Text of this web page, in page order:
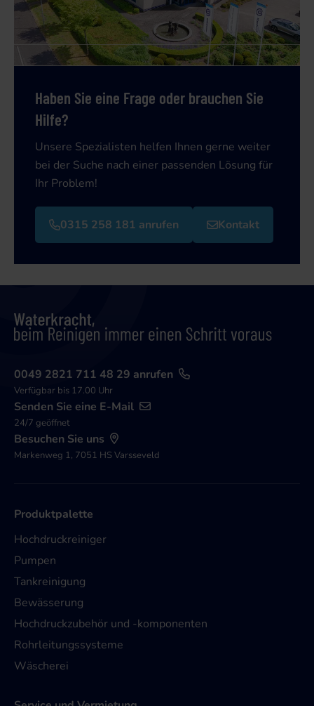
Haben Sie eine Frage oder brauchen Sie
Hilfe?
Unsere Spezialisten helfen Ihnen gerne weiter
bei der Suche nach einer passenden Lösung für
Ihr Problem!
0315 258 181 anrufen Kontakt
0049 2821 711 48 29 anrufen
Verfügbar bis 17.00 Uhr
Senden Sie eine E-Mail
24/7 geöffnet
Besuchen Sie uns
Markenweg 1, 7051 HS Varsseveld
Produktpalette
Hochdruckreiniger
Pumpen
Tankreinigung
Bewässerung
Hochdruckzubehör und -komponenten
Rohrleitungssysteme
Wäscherei